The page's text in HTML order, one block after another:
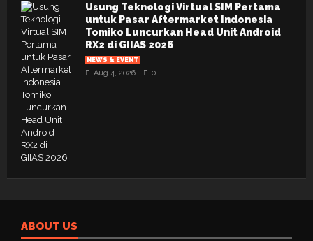
Usung Teknologi Virtual SIM Pertama
untuk Pasar Aftermarket Indonesia
Tomiko Luncurkan Head Unit Android
RX2 di GIIAS 2026
NEWS & EVENT
Aug 4, 2026 0
ABOUT US